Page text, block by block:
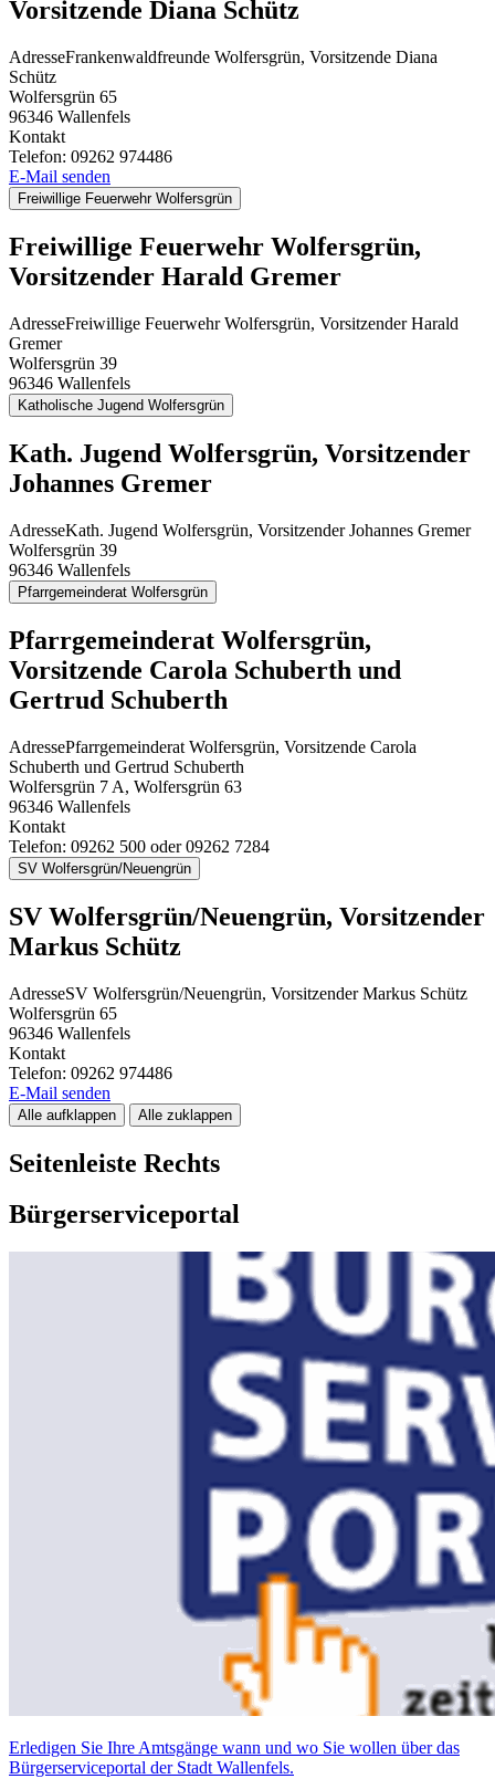
Vorsitzende Diana Schütz
AdresseFrankenwaldfreunde Wolfersgrün, Vorsitzende Diana
Schütz
Wolfersgrün 65
96346 Wallenfels
Kontakt
Telefon: 09262 974486
E-Mail senden
Freiwillige Feuerwehr Wolfersgrün
Freiwillige Feuerwehr Wolfersgrün,
Vorsitzender Harald Gremer
AdresseFreiwillige Feuerwehr Wolfersgrün, Vorsitzender Harald
Gremer
Wolfersgrün 39
96346 Wallenfels
Katholische Jugend Wolfersgrün
Kath. Jugend Wolfersgrün, Vorsitzender
Johannes Gremer
AdresseKath. Jugend Wolfersgrün, Vorsitzender Johannes Gremer
Wolfersgrün 39
96346 Wallenfels
Pfarrgemeinderat Wolfersgrün
Pfarrgemeinderat Wolfersgrün,
Vorsitzende Carola Schuberth und
Gertrud Schuberth
AdressePfarrgemeinderat Wolfersgrün, Vorsitzende Carola
Schuberth und Gertrud Schuberth
Wolfersgrün 7 A, Wolfersgrün 63
96346 Wallenfels
Kontakt
Telefon: 09262 500 oder 09262 7284
SV Wolfersgrün/Neuengrün
SV Wolfersgrün/Neuengrün, Vorsitzender
Markus Schütz
AdresseSV Wolfersgrün/Neuengrün, Vorsitzender Markus Schütz
Wolfersgrün 65
96346 Wallenfels
Kontakt
Telefon: 09262 974486
E-Mail senden
Alle aufklappen Alle zuklappen
Seitenleiste Rechts
Bürgerserviceportal
Erledigen Sie Ihre Amtsgänge wann und wo Sie wollen über das
Bürgerserviceportal der Stadt Wallenfels.